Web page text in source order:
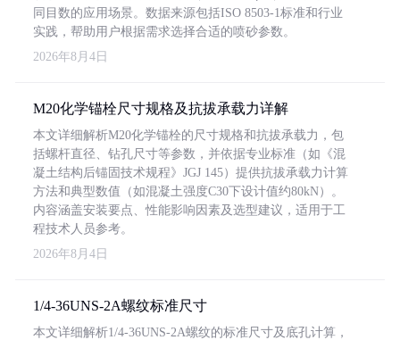
同目数的应用场景。数据来源包括ISO 8503-1标准和行业
实践，帮助用户根据需求选择合适的喷砂参数。
2026年8月4日
M20化学锚栓尺寸规格及抗拔承载力详解
本文详细解析M20化学锚栓的尺寸规格和抗拔承载力，包
括螺杆直径、钻孔尺寸等参数，并依据专业标准（如《混
凝土结构后锚固技术规程》JGJ 145）提供抗拔承载力计算
方法和典型数值（如混凝土强度C30下设计值约80kN）。
内容涵盖安装要点、性能影响因素及选型建议，适用于工
程技术人员参考。
2026年8月4日
1/4-36UNS-2A螺纹标准尺寸
本文详细解析1/4-36UNS-2A螺纹的标准尺寸及底孔计算，